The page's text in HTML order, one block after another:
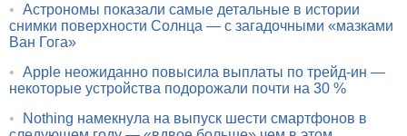
• Астрономы показали самые детальные в истории
снимки поверхности Солнца — с загадочными «мазками
Ван Гога»
• Apple неожиданно повысила выплаты по трейд-ин —
некоторые устройства подорожали почти на 30 %
•
Nothing намекнула на выпуск шести смартфонов в